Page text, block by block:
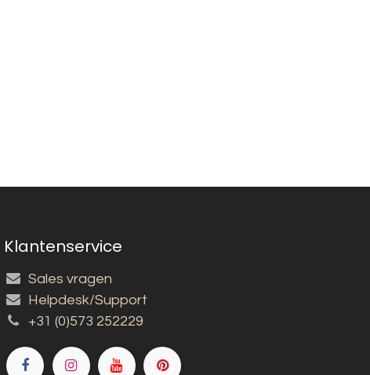
Klantenservice
Sales vragen
Helpdesk/Support
+31 (0)573 252229